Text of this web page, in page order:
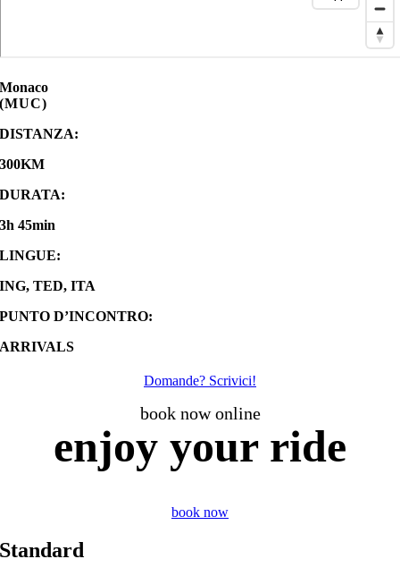
Monaco
(MUC)
DISTANZA:
300KM
DURATA:
3h 45min
LINGUE:
ING, TED, ITA
PUNTO D’INCONTRO:
ARRIVALS
Domande? Scrivici!
book now online
enjoy yourride
book now
Standard